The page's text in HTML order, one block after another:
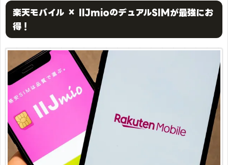
楽天モバイル × IIJmioのデュアルSIMが最強にお
得！